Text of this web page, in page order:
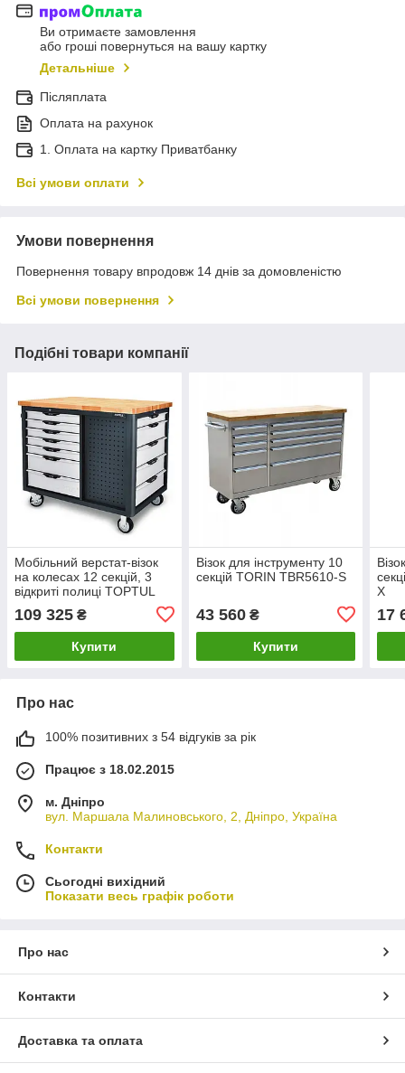
Ви отримаєте замовлення
або гроші повернуться на вашу картку
Детальніше
Післяплата
Оплата на рахунок
1. Оплата на картку Приватбанку
Всі умови оплати
Умови повернення
Повернення товару впродовж 14 днів за домовленістю
Всі умови повернення
Подібні товари компанії
Мобільний верстат-візок
на колесах 12 секцій, 3
відкриті полиці TOPTUL
109 325 ₴
Купити
Візок для інструменту 10
секцій TORIN TBR5610-S
43 560₴
Купити
X
17
Про нас
100% позитивних з 54 відгуків за рік
Працює з 18.02.2015
м. Дніпро
вул. Маршала Малиновського, 2, Дніпро, Україна
Контакти
Сьогодні вихідний
Показати весь графік роботи
Про нас
Контакти
Доставка та оплата